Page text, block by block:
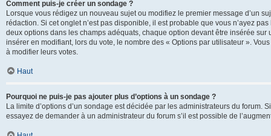
Comment puis-je créer un sondage ?
Lorsque vous rédigez un nouveau sujet ou modifiez le premier message d’un
rédaction. Si cet onglet n’est pas disponible, il est probable que vous n’ayez
deux options dans les champs adéquats, chaque option devant être insérée
insérer en modifiant, lors du vote, le nombre des « Options par utilisateur ».
à modifier leurs votes.
Haut
Pourquoi ne puis-je pas ajouter plus d’options à un sondage ?
La limite d’options d’un sondage est décidée par les administrateurs du
essayez de demander à un administrateur du forum s’il est possible de